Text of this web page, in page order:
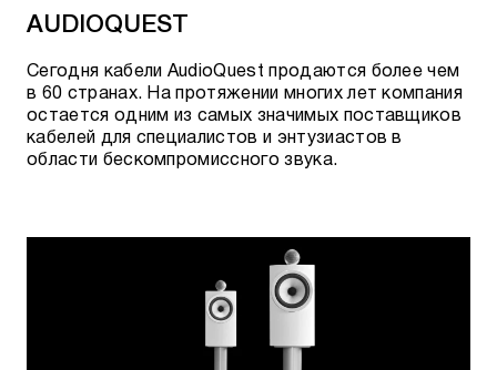
AUDIOQUEST
Сегодня кабели AudioQuest продаются более чем
в 60 странах. На протяжении многих лет компания
остается одним из самых значимых поставщиков
кабелей для специалистов и энтузиастов в
области бескомпромиссного звука.